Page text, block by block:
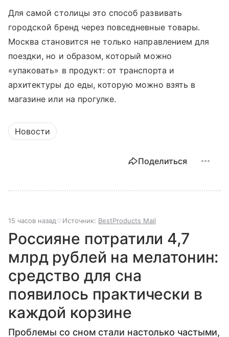
Для самой столицы это способ развивать
городской бренд через повседневные товары.
Москва становится не только направлением для
поездки, но и образом, который можно
«упаковать» в продукт: от транспорта и
архитектуры до еды, которую можно взять в
магазине или на прогулке.
Новости
Поделиться
15 часов назад Источник: BestProducts Mail
Россияне потратили 4,7
млрд рублей на мелатонин:
средство для сна
появилось практически в
каждой корзине
Проблемы со сном стали настолько частыми,